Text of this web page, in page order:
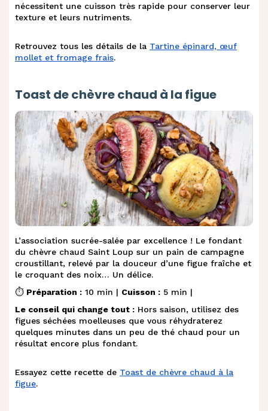
nécessitent une cuisson très rapide pour conserver leur
texture et leurs nutriments.
Retrouvez tous les détails de la Tartine épinard, œuf
mollet et fromage frais.
Toast de chèvre chaud à la figue
L’association sucrée-salée par excellence ! Le fondant
du chèvre chaud Saint Loup sur un pain de campagne
croustillant, relevé par la douceur d’une figue fraîche et
le croquant des noix… Un délice.
⏱️ Préparation : 10 min | Cuisson : 5 min |
Le conseil qui change tout : Hors saison, utilisez des
figues séchées moelleuses que vous réhydraterez
quelques minutes dans un peu de thé chaud pour un
résultat encore plus fondant.
Essayez cette recette de Toast de chèvre chaud à la
figue.